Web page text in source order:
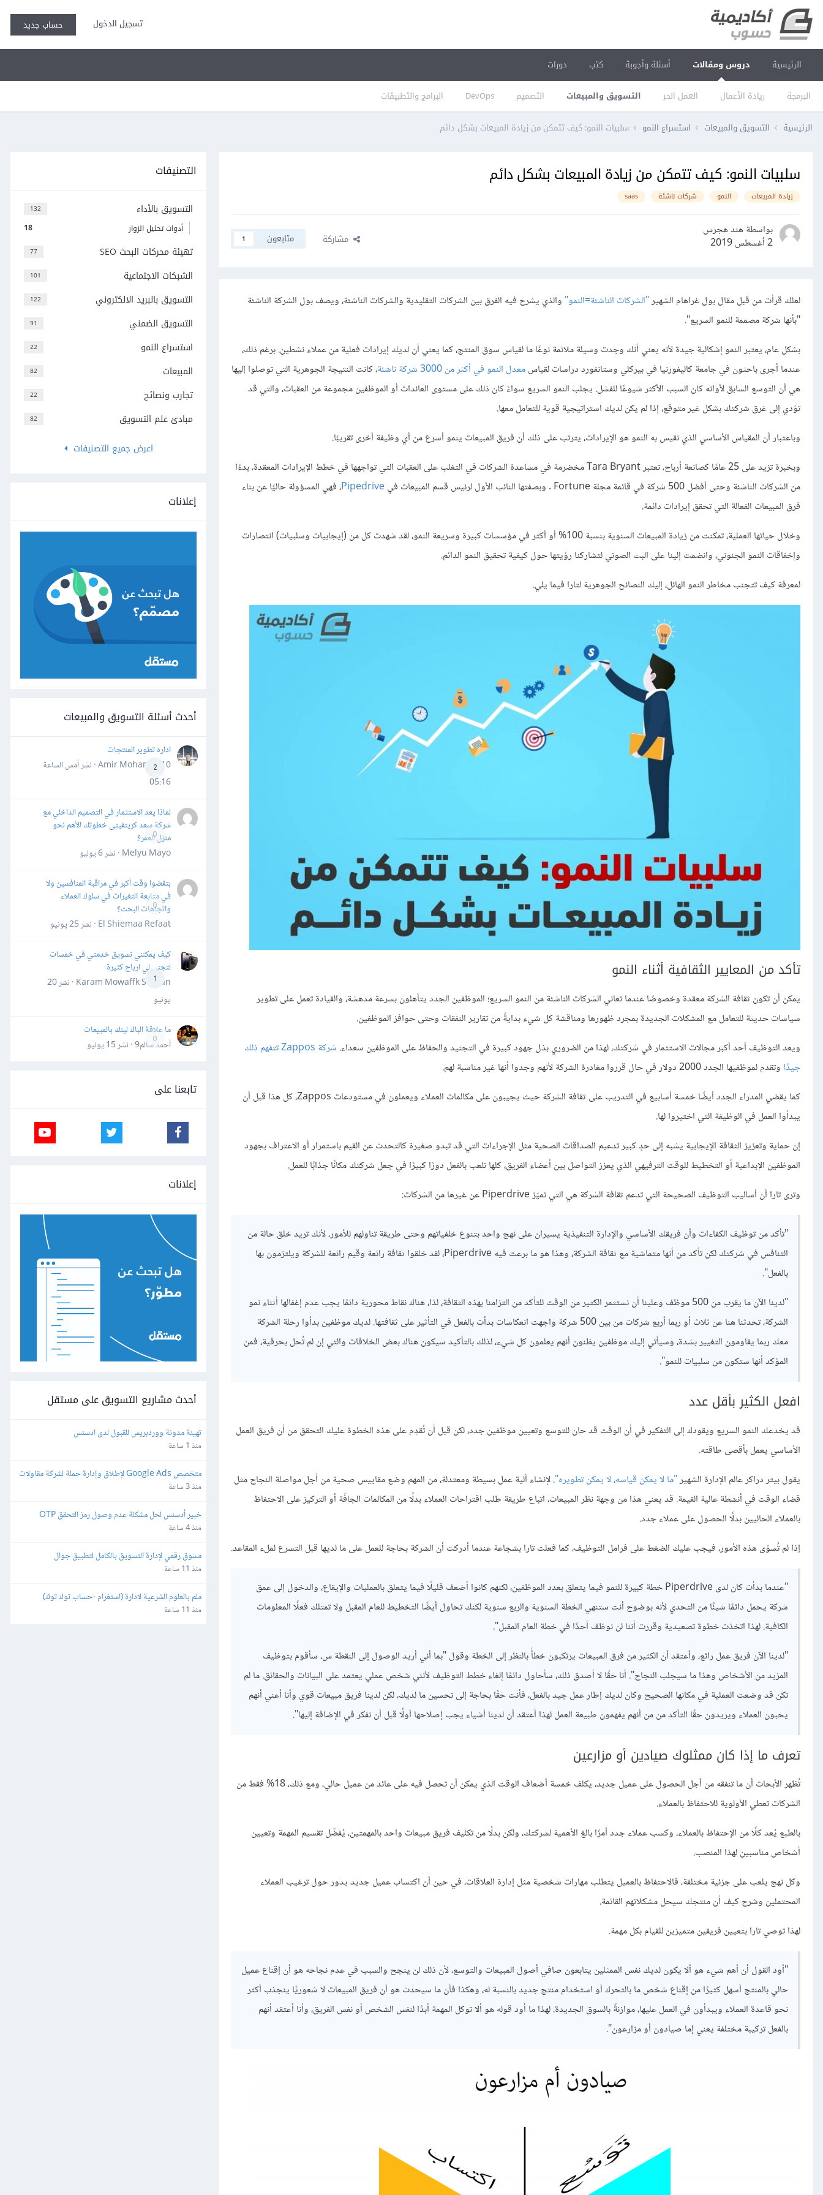
تسجيل الدخول حساب جديد
الرئيسية دروس ومقالات
البرمجة ريادة الأعمال العمل الحر التسويق والمبيعات التصميم DevOps البرامج والتطبيقات
أسئلة وأجوبة كتب دورات
الرئيسية التسويق والمبيعات استسراع النمو سلبيات النمو: كيف تتمكن من زيادة المبيعات بشكل دائم
سلبيات النمو: كيف تتمكن من زيادة المبيعات بشكل دائم
زيادة المبيعات النمو شركات ناشئة saas
بواسطة هند هجرس
2 أغسطس 2019
مشاركة متابعون 1
لعلك قرأت من قبل مقال بول غراهام الشهير"الشركات الناشئة=النمو" والذي يشرح فيه الفرق بين الشركات التقليدية والشركات الناشئة، ويصف بول الشركة الناشئة
"بأنها شركة مصممة للنمو السريع".
بشكل عام، يعتبر النمو إشكالية جيدة لأنه يعني أنك وجدت وسيلة ملائمة نوعًا ما لقياس سوق المنتج، كما يعني أن لديك إيرادات فعلية من عملاء نشطين. برغم ذلك،
عندما أجرى باحثون في جامعة كاليفورنيا في بيركلي وستانفورد دراسات لقياسمعدل النمو في أكثر من 3000 شركة ناشئة
، كانت النتيجة الجوهرية التي توصلوا إليها
هي أن التوسع السابق لأوانه كان السبب الأكثر شيوعًا للفشل. يجلب النمو السريع سواءً كان ذلك على مستوى العائدات أو الموظفين مجموعة من العقبات، والتي قد
تؤدي إلى غرق شركتك بشكل غير متوقع، إذا لم يكن لديك استراتيجية قوية للتعامل معها.
وباعتبار أن المقياس الأساسي الذي نقيس به النمو هو الإيرادات، يترتب على ذلك أن فريق المبيعات ينمو أسرع من أي وظيفة أخرى تقريبًا.
وبخبرة تزيد على 25 عامًا كصانعة أرباح، تعتبر Tara Bryant مخضرمة في مساعدة الشركات في التغلب على العقبات التي تواجهها في خطط الإيرادات المعقدة، بدءًا
من الشركات الناشئة وحتى أفضل 500 شركة في قائمة مجلة Fortune . وبصفتها النائب الأول لرئيس قسم المبيعات في
Pipedrive، فهي المسؤولة حاليًا عن بناء
فرق المبيعات الفعالة التي تحقق إيرادات دائمة.
وخلال حياتها العملية، تمكنت من زيادة المبيعات السنوية بنسبة 100% أو أكثر في مؤسسات كبيرة وسريعة النمو، لقد شهدت كل من (إيجابيات وسلبيات) انتصارات
وإخفاقات النمو الجنوني، وانضمت إلينا على البث الصوتي لتشاركنا رؤيتها حول كيفية تحقيق النمو الدائم.
لمعرفة كيف تتجنب مخاطر النمو الهائل، إليك النصائح الجوهرية لتارا فيما يلي.
تأكد من المعايير الثقافية أثناء النمو
يمكن أن تكون ثقافة الشركة معقدة وخصوصًا عندما تعاني الشركات الناشئة من النمو السريع؛ الموظفين الجدد يتأهلون بسرعة مدهشة، والقيادة تعمل على تطوير
سياسات حديثة للتعامل مع المشكلات الجديدة بمجرد ظهورها ومناقشة كل شيء بدايةً من تقارير النفقات وحتى حوافز الموظفين.
ويعد التوظيف أحد أكبر مجالات الاستثمار في شركتك، لهذا من الضروري بذل جهود كبيرة في التجنيد والحفاظ على الموظفين سعداء.
شركة Zappos تتفهم ذلك
جيدًا وتقدم لموظفيها الجدد 2000 دولار في حال قرروا مغادرة الشركة لأنهم وجدوا أنها غير مناسبة لهم.
كما يقضي المدراء الجدد أيضًا خمسة أسابيع في التدريب على ثقافة الشركة حيث يجيبون على مكالمات العملاء ويعملون في مستودعات Zappos، كل هذا قبل أن
يبدأوا العمل في الوظيفة التي اختيروا لها.
إن حماية وتعزيز الثقافة الإيجابية يشبه إلى حدٍ كبير تدعيم الصداقات الصحية مثل الإجراءات التي قد تبدو صغيرة كالتحدث عن القيم باستمرار أو الاعتراف بجهود
الموظفين الإبداعية أو التخطيط للوقت الترفيهي الذي يعزز التواصل بين أعضاء الفريق، كلها تلعب بالفعل دورًا كبيرًا في جعل شركتك مكانًا جذابًا للعمل.
وترى تارا أن أساليب التوظيف الصحيحة التي تدعم ثقافة الشركة هي التي تميّز Piperdrive عن غيرها من الشركات:
"تأكد من توظيف الكفاءات وأن فريقك الأساسي والإدارة التنفيذية يسيران على نهج واحد بتنوع خلفياتهم وحتى طريقة تناولهم للأمور، لأنك تريد خلق حالة من
التنافس في شركتك لكن تأكد من أنها متماشية مع ثقافة الشركة، وهذا هو ما برعت فيه Piperdrive، لقد خلقوا ثقافة رائعة وقيم رائعة للشركة ويلتزمون بها
بالفعل".
"لدينا الآن ما يقرب من 500 موظف وعلينا أن نستثمر الكثير من الوقت للتأكد من التزامنا بهذه الثقافة، لذا، هناك نقاط محورية دائمًا يجب عدم إغفالها أثناء نمو
الشركة، تحدثنا هنا عن ثلاث أو ربما أربع شركات من بين 500 شركة واجهت انعكاسات بدأت بالفعل في التأثير على ثقافتها. لديك موظفين بدأوا رحلة الشركة
معك ربما يقاومون التغيير بشدة، وسيأتي إليك موظفين يظنون أنهم يعلمون كل شيء، لذلك بالتأكيد سيكون هناك بعض الخلافات والتي إن لم تُحل بحرفية، فمن
المؤكد أنها ستكون من سلبيات للنمو".
افعل الكثير بأقل عدد
قد يخدعك النمو السريع ويقودك إلى التفكير في أن الوقت قد حان للتوسع وتعيين موظفين جدد، لكن قبل أن تُقدِم على هذه الخطوة عليك التحقق من أن فريق العمل
الأساسي يعمل بأقصى طاقته.
يقول بيتر دراكر عالم الإدارة الشهير"ما لا يمكن قياسه، لا يمكن تطويره". لإنشاء آلية عمل بسيطة ومعتدلة، من المهم وضع مقاييس صحية من أجل مواصلة النجاح مثل
قضاء الوقت في أنشطة عالية القيمة. قد يعني هذا من وجهة نظر المبيعات، اتباع طريقة طلب اقتراحات العملاء بدلًا من المكالمات الجافّة أو التركيز على الاحتفاظ
بالعملاء الحاليين بدلًا الحصول على عملاء جدد.
إذا لم تُسوّى هذه الأمور، فيجب عليك الضغط على فرامل التوظيف، كما فعلت تارا بشجاعة عندما أدركت أن الشركة بحاجة للعمل على ما لديها قبل التسرع لملء المقاعد.
"عندما بدأت كان لدى Piperdrive خطة كبيرة للنمو فيما يتعلق بعدد الموظفين، لكنهم كانوا أضعف قليلًا فيما يتعلق بالعمليات والإيقاع، والدخول إلى عمق
شركة يحمل دائمًا شيئًا من التحدي لأنه بوضوح أنت ستنهي الخطة السنوية والربع سنوية لكنك تحاول أيضًا التخطيط للعام المقبل ولا تمتلك فعلًا المعلومات
الكافية. لهذا اتخذت خطوة تصعيدية وقررت أننا لن نوظف أحدًا في خطة العام المقبل".
"لدينا الآن فريق عمل رائع، وأعتقد أن الكثير من فرق المبيعات يرتكبون خطأً بالنظر إلى الخطة وقول "بما أني أريد الوصول إلى النقطة س، سأقوم بتوظيف
المزيد من الأشخاص وهذا ما سيجلب النجاح". أنا حقًا لا أصدق ذلك، سأحاول دائمًا إلغاء خطط التوظيف لأنني شخص عملي يعتمد على البيانات والحقائق. ما لم
تكن قد وضعت العملية في مكانها الصحيح وكان لديك إطار عمل جيد بالفعل، فأنت حقًا بحاجة إلى تحسين ما لديك، لكن لدينا فريق مبيعات قوي وأنا أعني أنهم
يحبون العملاء ويريدون حقًا التأكد من من أنهم يفهمون طبيعة العمل لهذا أعتقد أن لدينا أشياء يجب إصلاحها أولًا قبل أن نفكر في الإضافة إليها".
تعرف ما إذا كان ممثلوك صيادين أو مزارعين
تُظهر الأبحاث أن ما تنفقه من أجل الحصول على عميل جديد، يكلف خمسة أضعاف الوقت الذي يمكن أن تحصل فيه على عائد من عميل حالي، ومع ذلك، 18% فقط من
الشركات تعطي الأولوية للاحتفاظ بالعملاء.
بالطبع يُعد كلًا من الإحتفاظ بالعملاء، وكسب عملاء جدد أمرًا بالغ الأهمية لشركتك، ولكن بدلًا من تكليف فريق مبيعات واحد بالمهمتين، يُفضّل تقسيم المهمة وتعيين
أشخاص مناسبين لهذا المنصب.
وكل نهج يلعب على جزئية مختلفة، فالاحتفاظ بالعميل يتطلب مهارات شخصية مثل إدارة العلاقات، في حين أن اكتساب عميل جديد يدور حول ترغيب العملاء
المحتملين وشرح كيف أن منتجك سيحل مشكلاتهم القائمة.
لهذا توصي تارا بتعيين فريقين متميزين للقيام بكل مهمة.
"أود القول أن أهم شيء هو ألا يكون لديك نفس الممثلين يتابعون صافي أصول المبيعات والتوسع، لأن ذلك لن ينجح والسبب في عدم نجاحه هو أن إقناع عميل
حالي بالمنتج أسهل كثيرًا من إقناع شخص ما بالتحرك أو استخدام منتج جديد بالنسبة له، وهكذا فأن ما سيحدث هو أن فريق المبيعات لا شعوريًا ينجذب أكثر
نحو قاعدة العملاء ويبدأون في العمل عليها، موازنةً بالسوق الجديدة. لهذا ما أود قوله هو ألا توكل المهمة أبدًا لنفس الشخص أو نفس الفريق، وأنا أعتقد أنهم
بالفعل تركيبة مختلفة يعني إما صيادون أو مزارعون".
التصنيفات
132 التسويق بالأداء
18 أدوات تحليل الزوار
77 تهيئة محركات البحث SEO
101 الشبكات الاجتماعية
122 التسويق بالبريد الالكتروني
91 التسويق الضمني
22 استسراع النمو
82 المبيعات
22 تجارب ونصائح
82
مبادئ علم التسويق
اعرض جميع التصنيفات
إعلانات
أحدث أسئلة التسويق والمبيعات
2
اداره تطوير المنتجات
Amir Mohamed10 · نشر
أمس الساعة
05:16
0
لماذا يعد الاستثمار في التصميم الداخلي مع
شركة سعد كريتفيتى خطوتك الأهم نحو
منزل العمر؟
Melyu Mayo · نشر
6 يوليو
0
بتقضوا وقت أكبر في مراقبة المنافسين ولا
في متابعة التغيرات في سلوك العملاء
واتجاهات البحث؟
El Shiemaa Refaat · نشر
25 يونيو
1
كيف يمكنني تسويق خدمتي في خمسات
لتجني لي ارباح كثيرة
Karam Mowaffk Sarhan · نشر
20
يونيو
0
ما علاقة الباك لينك بالمبيعات
أحمد سالم9 · نشر
15 يونيو
تابعنا على
إعلانات
أحدث مشاريع التسويق على مستقل
تهيئة مدونة ووردبريس للقبول لدى ادسنس
منذ 1 ساعة
وتشطيبات – Lead Generation
منذ 3 ساعة
خبير أدسنس لحل مشكلة عدم وصول رمز التحقق OTP
منذ 4 ساعة
مسوق رقمي لإدارة التسويق بالكامل لتطبيق جوال
منذ 11 ساعة
ملم بالعلوم الشرعية لادارة (استغرام -حساب توك توك)
منذ 11 ساعة